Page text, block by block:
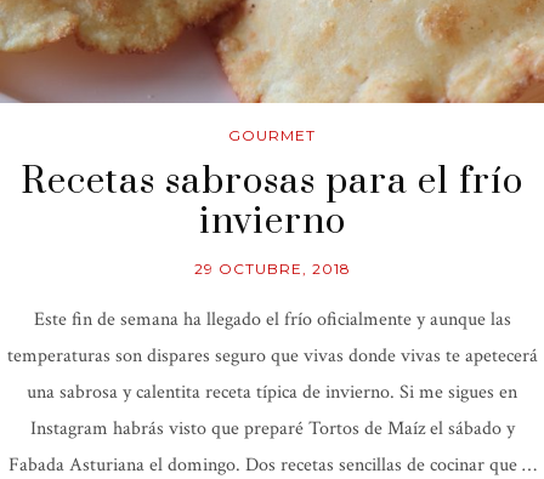
GOURMET
Recetas sabrosas para el frío
invierno
29 OCTUBRE, 2018
Este fin de semana ha llegado el frío oficialmente y aunque las
temperaturas son dispares seguro que vivas donde vivas te apetecerá
una sabrosa y calentita receta típica de invierno. Si me sigues en
Instagram habrás visto que preparé Tortos de Maíz el sábado y
Fabada Asturiana el domingo. Dos recetas sencillas de cocinar que …